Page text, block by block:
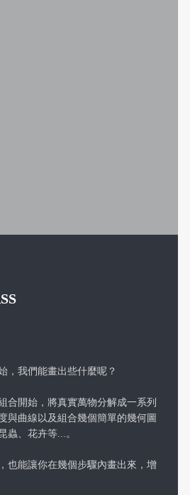
，我們能畫出些什麼呢？
合開始，將真實萬物分解成一系列
與曲線以及組合幾個簡單的幾何圖
蟲、花卉等...。
也能讓你在幾個步驟內畫出來，增